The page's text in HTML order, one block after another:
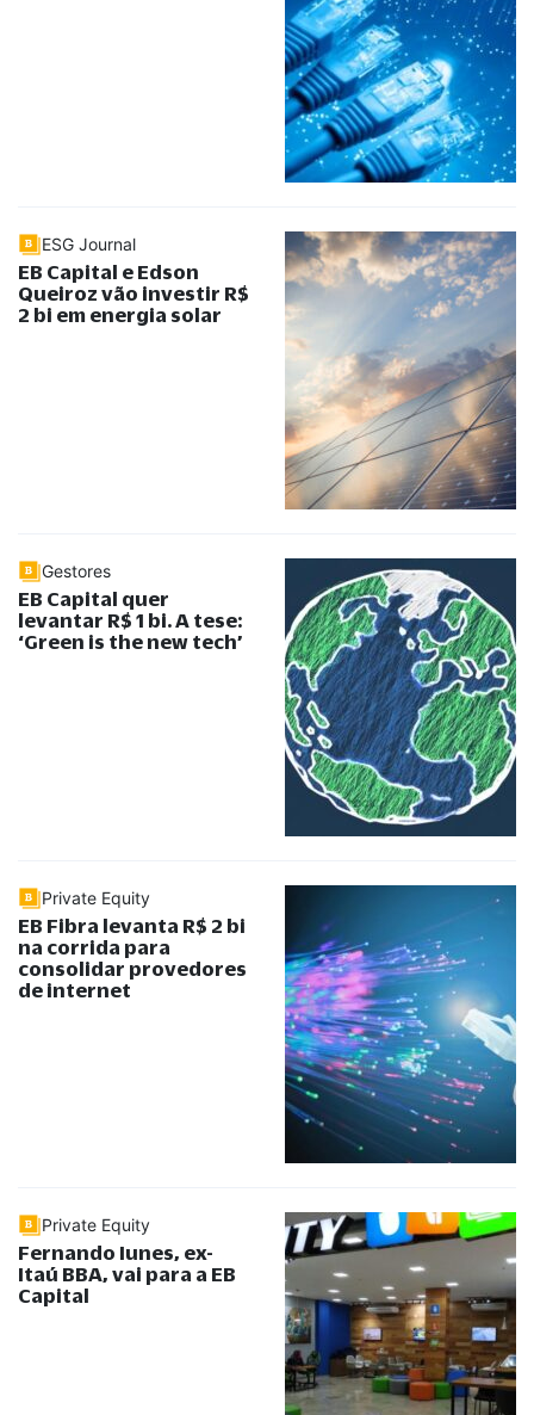
ESG Journal
EB Capital e Edson
Queiroz vão investir R$
2 bi em energia solar
Gestores
EB Capital quer
levantar R$ 1 bi. A tese:
‘Green is the new tech’
Private Equity
EB Fibra levanta R$ 2 bi
na corrida para
consolidar provedores
de internet
Private Equity
Fernando Iunes, ex-
Itaú BBA, vai para a EB
Capital